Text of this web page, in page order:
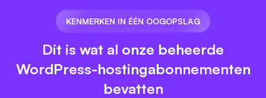
KENMERKEN IN ÉÉN OOGOPSLAG
Dit is wat al onze beheerde
WordPress-hostingabonnementen
bevatten